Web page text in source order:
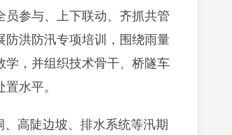
参与、上下联动、齐抓共管
防洪防汛专项培训，围绕雨量
学，并组织技术骨干、桥隧车
水平。
高陡边坡、排水系统等汛期